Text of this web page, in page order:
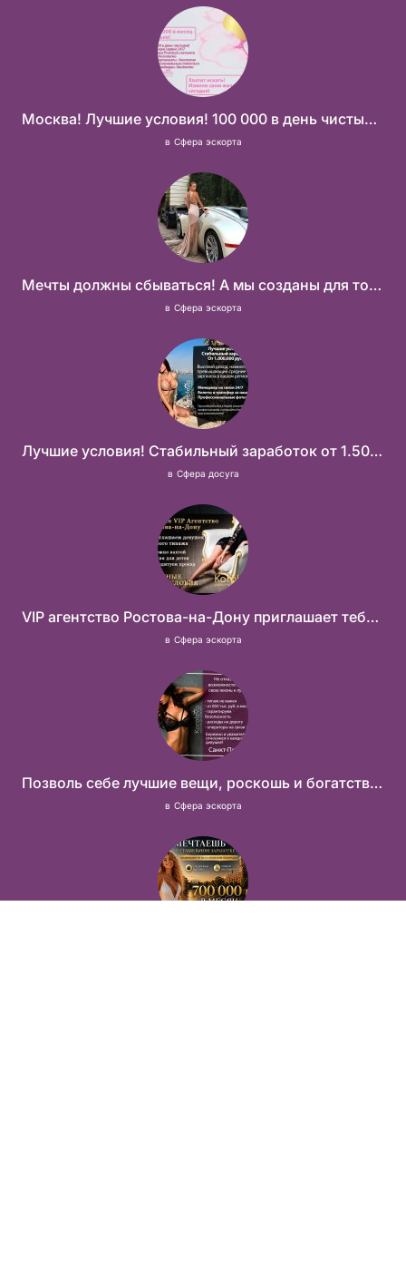
Москва! Лучшие условия! 100 000 в день чистыми!
в Сфера эскорта
Мечты должны сбываться! А мы созданы для того что бы их осуществить!
в Сфера эскорта
Лучшие условия! Стабильный заработок от 1.500.000₽
в Сфера досуга
VIP агентство Ростова-на-Дону приглашает тебя в свою команду!
в Сфера эскорта
Позволь себе лучшие вещи, роскошь и богатство. Наши условия тебе понравятся! Действительно отличные условия и поддержка!
в Сфера эскорта